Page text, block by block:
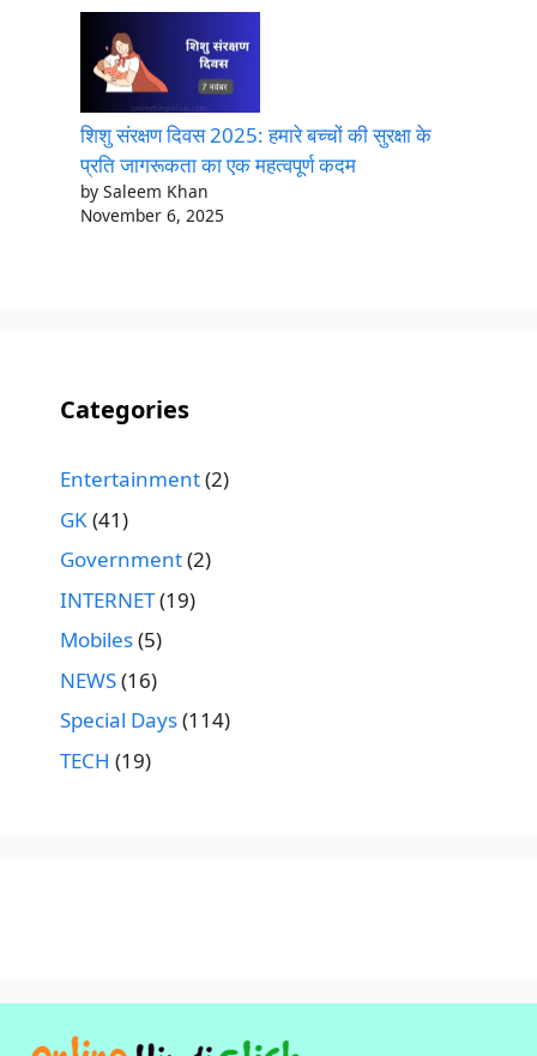
शिशु संरक्षण दिवस 2025: हमारे बच्चों की सुरक्षा के
प्रति जागरूकता का एक महत्वपूर्ण कदम
by Saleem Khan
November 6, 2025
Categories
Entertainment(2)
GK (41)
Government(2)
INTERNET(19)
Mobiles(5)
NEWS(16)
Special Days(114)
TECH (19)